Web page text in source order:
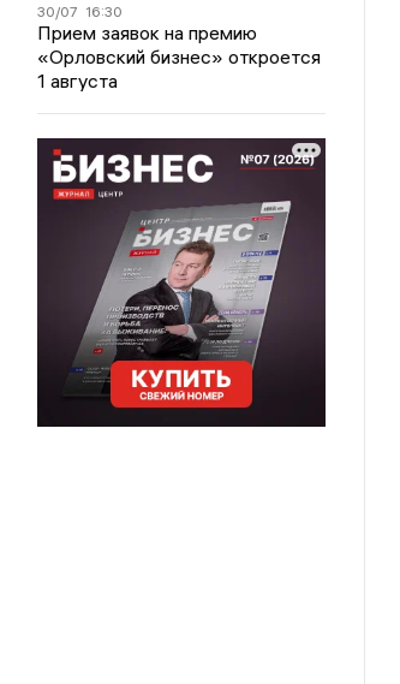
30/07 16:30
Прием заявок на премию
«Орловский бизнес» откроется
1 августа